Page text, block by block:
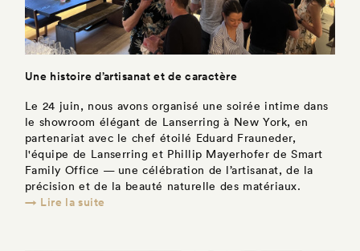
Une histoire d’artisanat et de caractère
Le 24 juin, nous avons organisé une soirée intime dans
le showroom élégant de Lanserring à New York, en
partenariat avec le chef étoilé Eduard Frauneder,
l'équipe de Lanserring et Phillip Mayerhofer de Smart
Family Office — une célébration de l’artisanat, de la
précision et de la beauté naturelle des matériaux.
→ Lire la suite